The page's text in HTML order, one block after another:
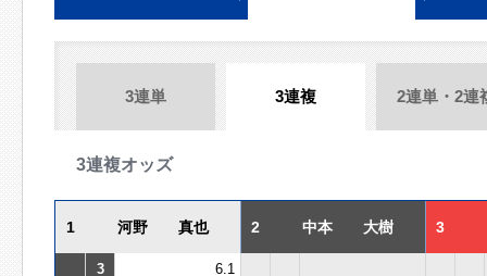
3連単 3連複 2連単・2連
3連複オッズ
1 河野 真也 2 中本 大樹 3
3
6.1